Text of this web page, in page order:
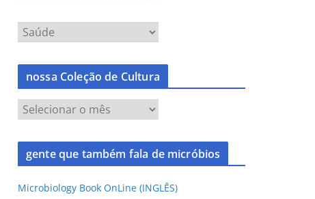
nossa Coleção de Cultura
gente que também fala de micróbios
Microbiology Book OnLine (INGLÊS)